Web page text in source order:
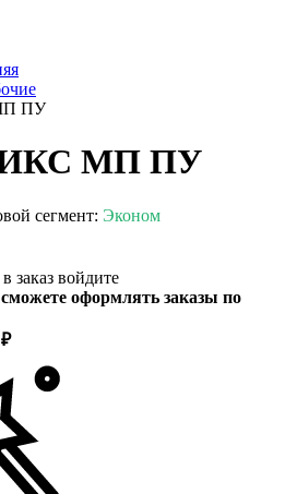
ПУ
МП ПУ
сегмент: Эконом
заказ войдите
оформлять заказы по